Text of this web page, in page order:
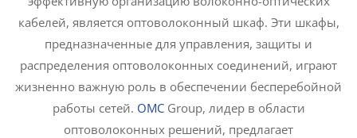
кабелей, является оптоволоконный шкаф. Эти шкафы,
предназначенные для управления, защиты и
распределения оптоволоконных соединений, играют
жизненно важную роль в обеспечении бесперебойной
работы сетей. ОМСGroup, лидер в области
оптоволоконных решений, предлагает